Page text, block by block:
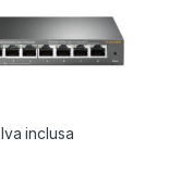
Iva inclusa